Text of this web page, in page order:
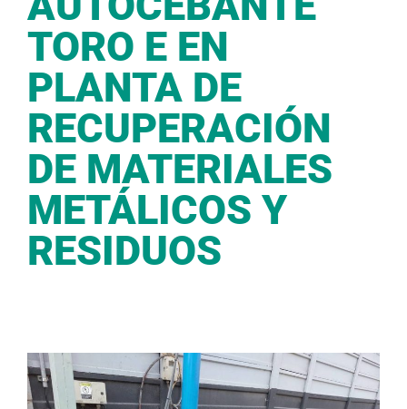
TORO E EN
PLANTA DE
RECUPERACIÓN
DE MATERIALES
METÁLICOS Y
RESIDUOS